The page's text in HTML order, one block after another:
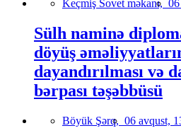
Keçmiş Sovet məkanı,
Sülh naminə
döyüş
dayandırılması və
bərpası təşəbbüsü
Böyük Şərq, 06 avqust,